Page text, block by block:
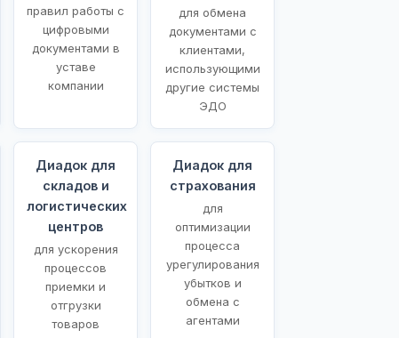
правил работы с
цифровыми
документами в
уставе
компании
для обмена
документами с
клиентами,
использующими
другие системы
ЭДО
Диадок для
складов и
логистических
центров
для ускорения
процессов
приемки и
отгрузки
товаров
Диадок для
страхования
для
оптимизации
процесса
урегулирования
убытков и
обмена с
агентами